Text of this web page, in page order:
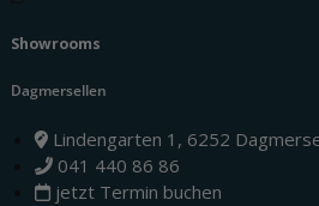
Showrooms
Dagmersellen
Lindengarten 1, 6252
041 440 86 86
jetzt Termin buchen